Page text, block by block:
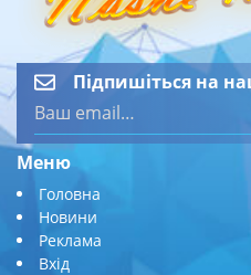
Підпишіться на
Меню
Головна
Новини
Реклама
Вхід